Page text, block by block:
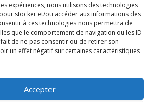
expériences, nous utilisons des technologies
stocker et/ou accéder aux informations des
à ces technologies nous permettra de
que le comportement de navigation ou les ID
de ne pas consentir ou de retirer son
un effet négatif sur certaines caractéristiques
Accepter
Edmond Regnault,26000
V,34000 Montpellier
à Cannes, Grenoble,